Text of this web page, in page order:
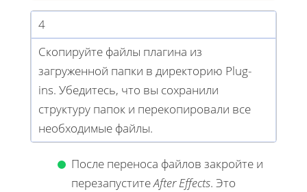
4
Скопируйте файлы плагина из
загруженной папки в директорию Plug-
ins. Убедитесь, что вы сохранили
структуру папок и перекопировали все
необходимые файлы.
После переноса файлов закройте и
перезапуститеAfter Effects. Это